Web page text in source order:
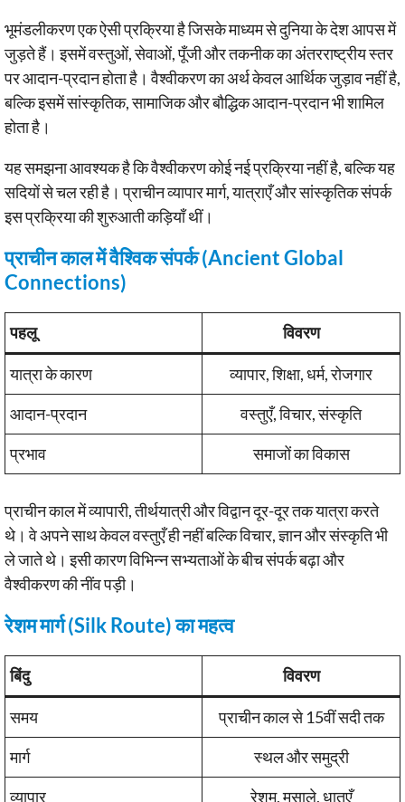
भूमंडलीकरण एक ऐसी प्रक्रिया है जिसके माध्यम से दुनिया के देश आपस में
जुड़ते हैं। इसमें वस्तुओं, सेवाओं, पूँजी और तकनीक का अंतरराष्ट्रीय स्तर
पर आदान-प्रदान होता है। वैश्वीकरण का अर्थ केवल आर्थिक जुड़ाव नहीं है,
बल्कि इसमें सांस्कृतिक, सामाजिक और बौद्धिक आदान-प्रदान भी शामिल
होता है।
यह समझना आवश्यक है कि वैश्वीकरण कोई नई प्रक्रिया नहीं है, बल्कि यह
सदियों से चल रही है। प्राचीन व्यापार मार्ग, यात्राएँ और सांस्कृतिक संपर्क
इस प्रक्रिया की शुरुआती कड़ियाँ थीं।
प्राचीन काल में वैश्विक संपर्क (Ancient Global
Connections)
पहलू विवरण
यात्रा के कारण
व्यापार, शिक्षा, धर्म, रोजगार
आदान-प्रदान
वस्तुएँ, विचार, संस्कृति
प्रभाव
समाजों का विकास
प्राचीन काल में व्यापारी, तीर्थयात्री और विद्वान दूर-दूर तक यात्रा करते
थे। वे अपने साथ केवल वस्तुएँ ही नहीं बल्कि विचार, ज्ञान और संस्कृति भी
ले जाते थे। इसी कारण विभिन्न सभ्यताओं के बीच संपर्क बढ़ा और
वैश्वीकरण की नींव पड़ी।
रेशम मार्ग (Silk Route) का महत्व
बिंदु विवरण
समय
प्राचीन काल से 15वीं सदी तक
मार्ग
स्थल और समुद्री
व्यापार
रेशम, मसाले, धातुएँ